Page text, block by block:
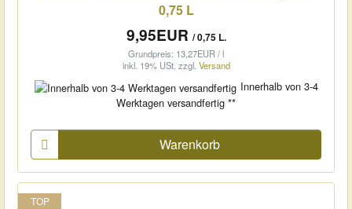
0,75 L
9,95EUR / 0,75 L.
Grundpreis: 13,27EUR / l
inkl. 19% USt. zzgl. Versand
Innerhalb von 3-4
Werktagen versandfertig **
Warenkorb
TOP